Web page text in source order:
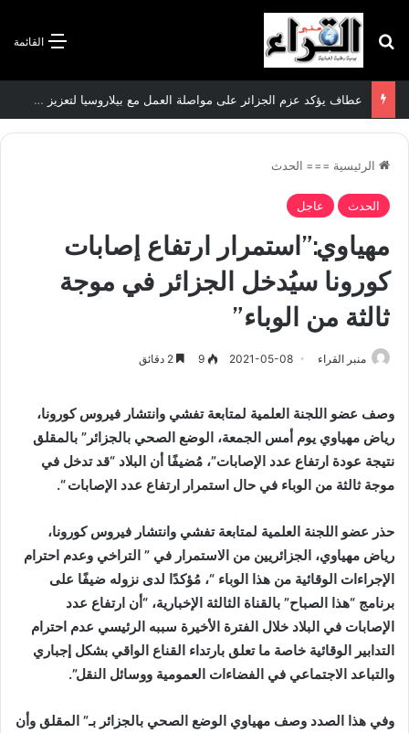
القائمة بحث عن
سعيود يشدد على إلزامية استكمال جميع عمليات تعويض متضرري حرائق الغابات قبل نهاية شهر أوت
الرئيسية === الحدث
الحدث عاجل
مهياوي:”استمرار ارتفاع إصابات
كورونا سيُدخل الجزائر في موجة
ثالثة من الوباء”
منبر القراء 2021-05-08
9
وصف عضو اللجنة العلمية لمتابعة تفشي وانتشار فيروس كورونا،
رياض مهياوي يوم أمس الجمعة، الوضع الصحي بالجزائر” بالمقلق
نتيجة عودة ارتفاع عدد الإصابات”، مُضيفًا أن البلاد “قد تدخل في
موجة ثالثة من الوباء في حال استمرار ارتفاع عدد الإصابات “.
حذر عضو اللجنة العلمية لمتابعة تفشي وانتشار فيروس كورونا،
رياض مهياوي، الجزائريين من الاستمرار في ” التراخي وعدم احترام
الإجراءات الوقائية من هذا الوباء “، مُؤكدًا لدى نزوله ضيفًا على
برنامج “هذا الصباح” بالقناة الثالثة الإخبارية، “أن ارتفاع عدد
الإصابات في البلاد خلال الفترة الأخيرة سببه الرئيسي عدم احترام
التدابير الوقائية خاصة ما تعلق بارتداء القناع الواقي بشكل إجباري
والتباعد الاجتماعي في الفضاءات العمومية ووسائل النقل”.
وفي هذا الصدد وصف مهياوي الوضع الصحي بالجزائر بـ” المقلق وأن